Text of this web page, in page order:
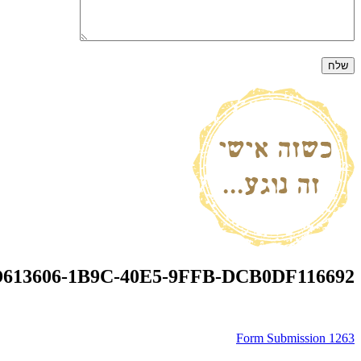
1B9C-40E5-9FFB-DCB0DF116692
ניווט
Form Submission 1263